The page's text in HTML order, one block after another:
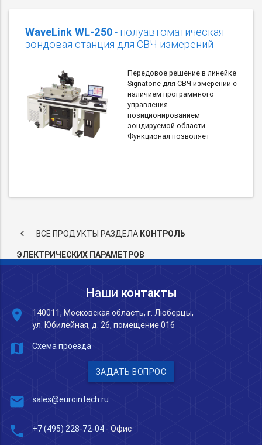
WaveLink WL-250- полуавтоматическая
зондовая станция для СВЧ измерений
Передовое решение в линейке
Signatone для СВЧ измерений с
наличием программного
управления
позиционированием
зондируемой области.
Функционал позволяет
keyboard_arrow_left ВСЕ ПРОДУКТЫ РАЗДЕЛА КОНТРОЛЬ
ЭЛЕКТРИЧЕСКИХ ПАРАМЕТРОВ
Наши контакты
place
140011, Московская область, г. Люберцы,
ул. Юбилейная, д. 26, помещение 016
map Схема проезда
ЗАДАТЬ ВОПРОС
mail sales@eurointech.ru
phone +7 (495) 228-72-04 - Офис